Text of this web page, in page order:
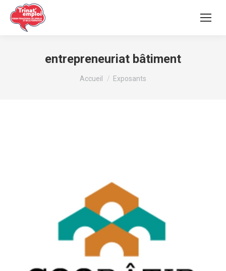
entrepreneuriat bâtiment
Vous êtes ici :
Accueil Exposants